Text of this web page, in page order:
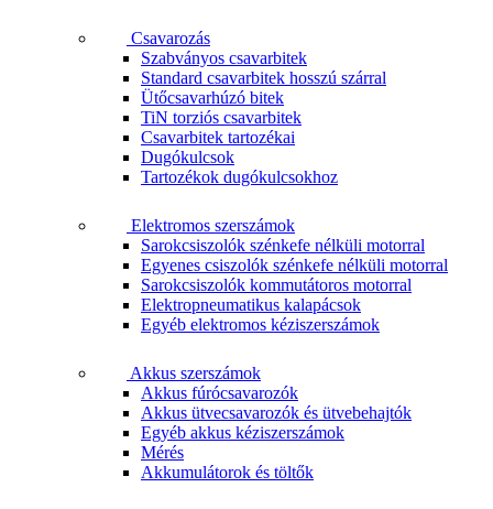
Csavarozás
Szabványos csavarbitek
Standard csavarbitek hosszú szárral
Ütőcsavarhúzó bitek
TiN torziós csavarbitek
Csavarbitek tartozékai
Dugókulcsok
Tartozékok dugókulcsokhoz
Elektromos szerszámok
Sarokcsiszolók szénkefe nélküli motorral
Egyenes csiszolók szénkefe nélküli motorral
Sarokcsiszolók kommutátoros motorral
Elektropneumatikus kalapácsok
Egyéb elektromos kéziszerszámok
Akkus szerszámok
Akkus fúrócsavarozók
Akkus ütvecsavarozók és ütvebehajtók
Egyéb akkus kéziszerszámok
Mérés
Akkumulátorok és töltők